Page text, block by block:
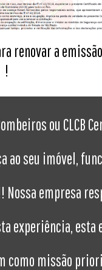
renovar a emissão
!
ou CLCB
ao seu imóvel,
empresa
experiência,
missão